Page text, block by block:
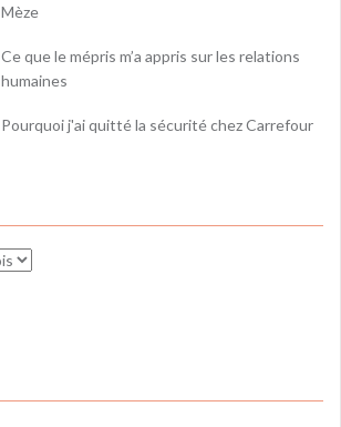
Mèze
Ce que le mépris m’a appris sur les relations
humaines
Pourquoi j'ai quitté la sécurité chez Carrefour